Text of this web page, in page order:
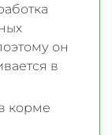
он
в
корме